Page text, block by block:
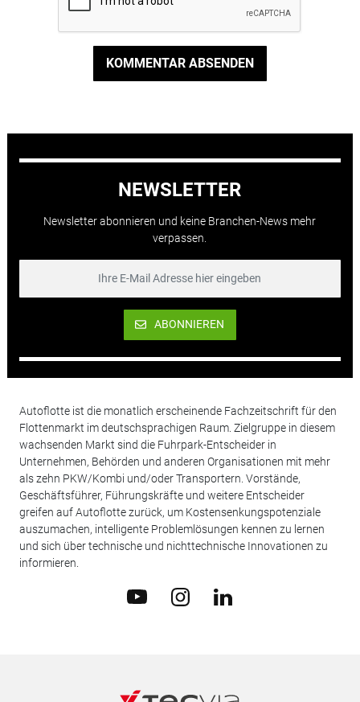
KOMMENTAR ABSENDEN
NEWSLETTER
Newsletter abonnieren und keine Branchen-News mehr
verpassen.
ABONNIEREN
Autoflotte ist die monatlich erscheinende Fachzeitschrift für den
Flottenmarkt im deutschsprachigen Raum. Zielgruppe in diesem
wachsenden Markt sind die Fuhrpark-Entscheider in
Unternehmen, Behörden und anderen Organisationen mit mehr
als zehn PKW/Kombi und/oder Transportern. Vorstände,
Geschäftsführer, Führungskräfte und weitere Entscheider
greifen auf Autoflotte zurück, um Kostensenkungspotenziale
auszumachen, intelligente Problemlösungen kennen zu lernen
und sich über technische und nichttechnische Innovationen zu
informieren.